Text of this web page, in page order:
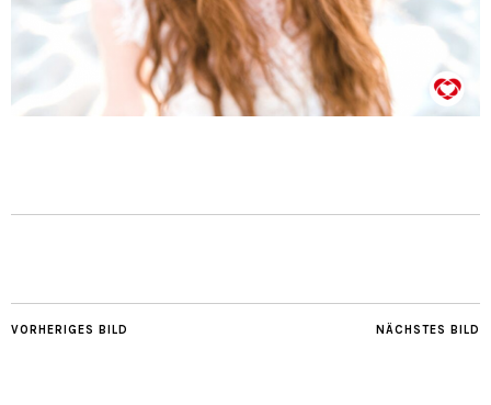
NÄCHSTES BILD
VORHERIGES BILD